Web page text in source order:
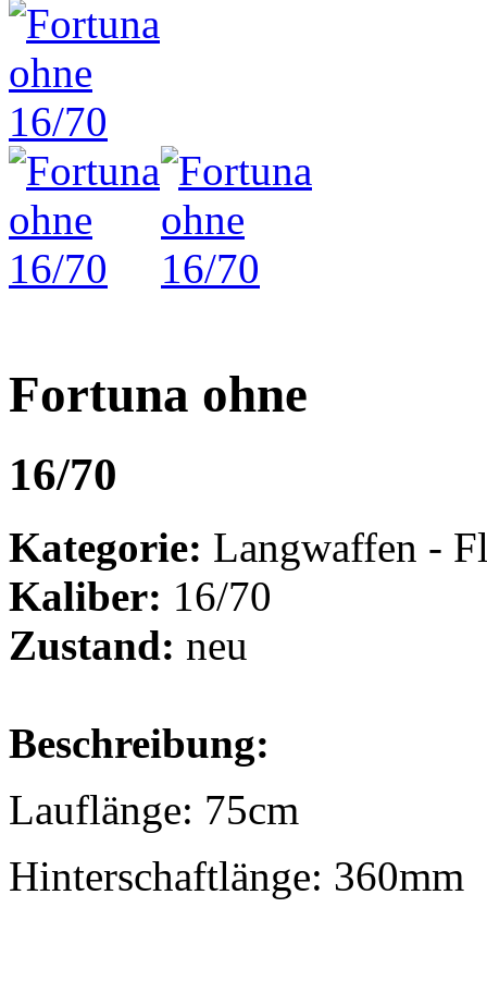
Fortuna ohne
16/70
Kategorie: Langwaffen -
Kaliber: 16/70
Zustand: neu
Beschreibung:
Lauflänge: 75cm
Hinterschaftlänge: 360mm